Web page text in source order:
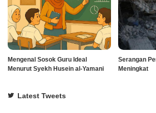
Mengenal Sosok Guru Ideal
Menurut Syekh Husein al-Yamani
Serangan
Meningkat
Latest Tweets